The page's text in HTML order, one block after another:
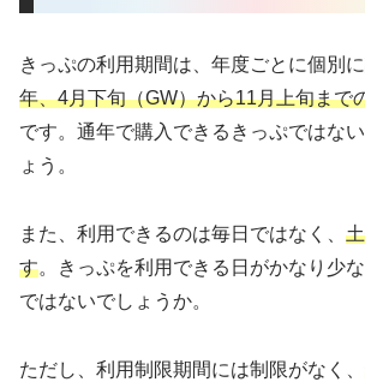
きっぷの利用期間は、年度ごとに個別に
年、4月下旬（GW）から11月上旬まで
です。通年で購入できるきっぷではな
ょう。
また、利用できるのは毎日ではなく、
す。きっぷを利用できる日がかなり少
ではないでしょうか。
ただし、利用制限期間には制限がなく、